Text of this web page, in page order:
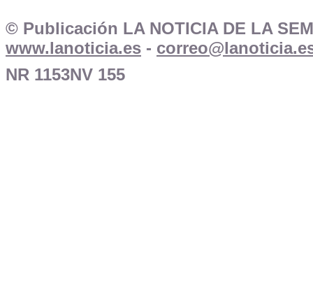
© Publicación LA NOTICIA DE LA
www.lanoticia.es -
NR 1153NV 155